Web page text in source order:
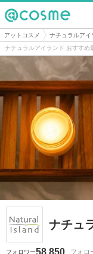
@cosme
アットコスメ
ナチュラルアイ
ナチュラルアイランド おすすめ
ナチュ
フォロワー58,850 フォロ